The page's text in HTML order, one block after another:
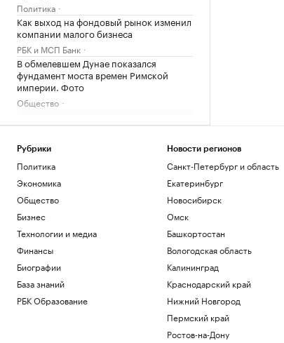
Политика
Как выход на фондовый рынок изменил
компании малого бизнеса
РБК и МСП Банк
В обмелевшем Дунае показался
фундамент моста времен Римской
империи. Фото
Общество
Загрузить еще
Рубрики
Политика
Экономика
Общество
Бизнес
Технологии и медиа
Финансы
Биографии
База знаний
РБК Образование
Новости регионов
Санкт-Петербург и область
Екатеринбург
Новосибирск
Омск
Башкортостан
Вологодская область
Калининград
Краснодарский край
Нижний Новгород
Пермский край
Ростов-на-Дону